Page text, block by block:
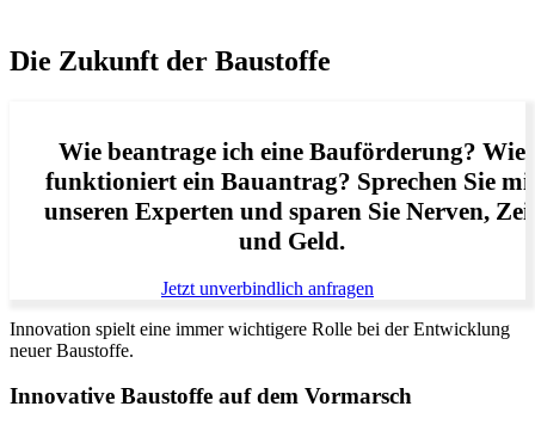
Die Zukunft der Baustoffe
Wie beantrage ich eine Bauförderung? Wie
funktioniert ein Bauantrag? Sprechen Sie
unseren Experten und sparen Sie Nerven,
und Geld.
Jetzt unverbindlich anfragen
Innovation spielt eine immer wichtigere Rolle bei der Entwicklung
neuer Baustoffe.
Innovative Baustoffe auf dem Vormarsch